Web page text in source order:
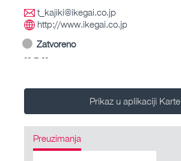
t_kajiki@ikegai.co.jp
http://www.ikegai.co.jp
Zatvoreno
-- – --
Prikaz u aplikaciji Karte
Preuzimanja